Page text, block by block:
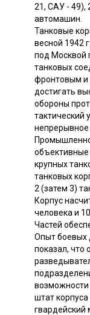
21, САУ - 49),
автомашин.
Танковые
весной 1942
под Москвой
танковых
фронтовым и
достигать
обороны
тактический
непрерывное
крупных
танковых
2 (затем 3)
Корпус
человека и
Частей
Опыт боевых
показал, что
возможности
штат
гвардейский